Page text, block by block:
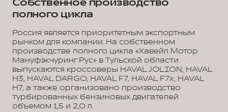
Собственное производство
полного цикла
Россия является приоритетным экспортным
рынком для компании. На собственном
производстве полного цикла «Хавейл Мотор
Мануфэкчуринг Рус» в Тульской области
выпускаются кроссоверы HAVAL JOLION, HAVAL
H3, HAVAL DARGO, HAVAL F7, HAVAL F7x, HAVAL
H7, а также организовано производство
турбированных бензиновых двигателей
объемом 1,5 и 2,0 л.